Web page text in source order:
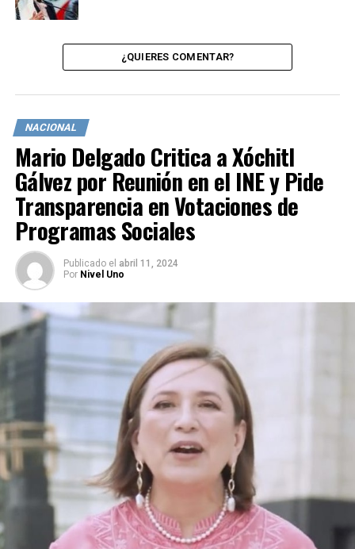
¿QUIERES COMENTAR?
NACIONAL
Mario Delgado Critica a Xóchitl
Gálvez por Reunión en el INE y Pide
Transparencia en Votaciones de
Programas Sociales
Publicado el abril 11, 2024
Por Nivel Uno